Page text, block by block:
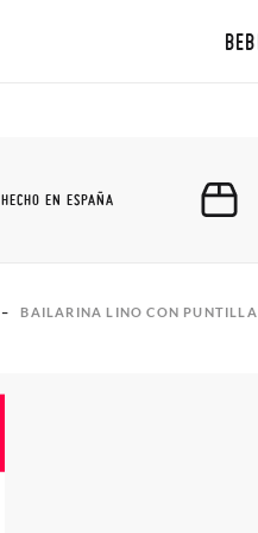
HECHO EN ESPAÑA
BAILARINA LINO CON PUNTILLA